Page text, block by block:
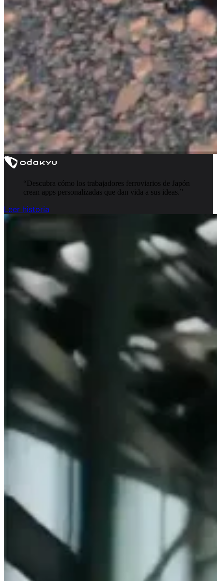
“Descubra cómo los trabajadores ferroviarios de Japón
crean apps personalizadas que dan vida a sus ideas. ”
Leer historia